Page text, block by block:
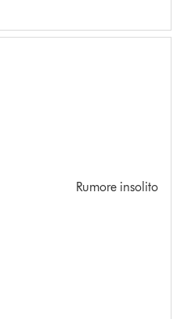
Rumore insolito